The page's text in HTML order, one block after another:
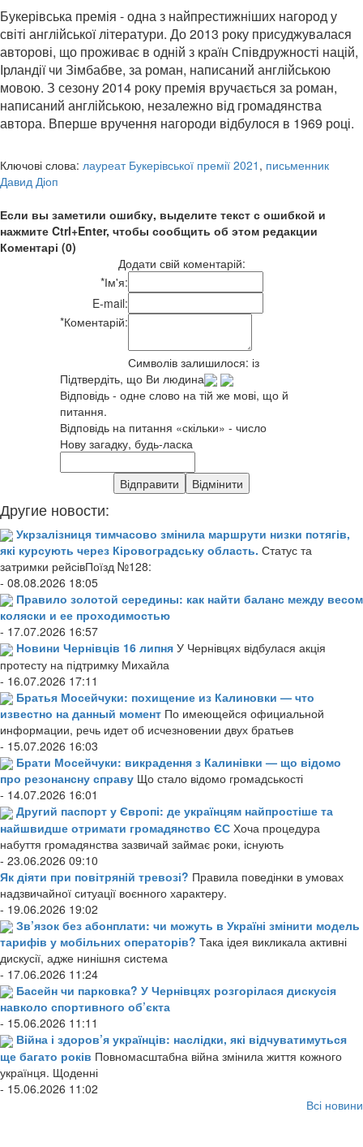
Букерівська премія - одна з найпрестижніших нагород у
світі англійської літератури. До 2013 року присуджувалася
авторові, що проживає в одній з країн Співдружності націй,
Ірландії чи Зімбабве, за роман, написаний англійською
мовою. З сезону 2014 року премія вручається за роман,
написаний англійською, незалежно від громадянства
автора. Вперше вручення нагороди відбулося в 1969 році.
Ключові слова: лауреат Букерівської премії 2021 , письменник
Давид Діоп
Если вы заметили ошибку, выделите текст с ошибкой и
нажмите Ctrl+Enter, чтобы сообщить об этом редакции
Коментарі (0)
Додати свій коментарій:
*Ім'я:
E-mail:
*Коментарій:
Символів залишилося: із
Підтвердіть, що Ви людина
Відповідь - одне слово на тій же мові, що й
питання.
Відповідь на питання «скільки» - число
Нову загадку, будь-ласка
Другие новости:
Укрзалізниця тимчасово змінила маршрути низки потягів,
які курсують через Кіровоградську область. Статус та
затримки рейсівПоїзд №128:
- 08.08.2026 18:05
Правило золотой середины: как найти баланс между весом
коляски и ее проходимостью
- 17.07.2026 16:57
Новини Чернівців 16 липня У Чернівцях відбулася акція
протесту на підтримку Михайла
- 16.07.2026 17:11
Братья Мосейчуки: похищение из Калиновки — что
известно на данный момент По имеющейся официальной
информации, речь идет об исчезновении двух братьев
- 15.07.2026 16:03
Брати Мосейчуки: викрадення з Калинівки — що відомо
про резонансну справу Що стало відомо громадськості
- 14.07.2026 16:01
Другий паспорт у Європі: де українцям найпростіше та
найшвидше отримати громадянство ЄС Хоча процедура
набуття громадянства зазвичай займає роки, існують
- 23.06.2026 09:10
Як діяти при повітряній тревозі? Правила поведінки в умовах
надзвичайної ситуації воєнного характеру.
- 19.06.2026 19:02
Зв’язок без абонплати: чи можуть в Україні змінити модель
тарифів у мобільних операторів? Така ідея викликала активні
дискусії, адже нинішня система
- 17.06.2026 11:24
Басейн чи парковка? У Чернівцях розгорілася дискусія
навколо спортивного об’єкта
- 15.06.2026 11:11
Війна і здоров’я українців: наслідки, які відчуватимуться
ще багато років Повномасштабна війна змінила життя кожного
українця. Щоденні
- 15.06.2026 11:02
Всі новини